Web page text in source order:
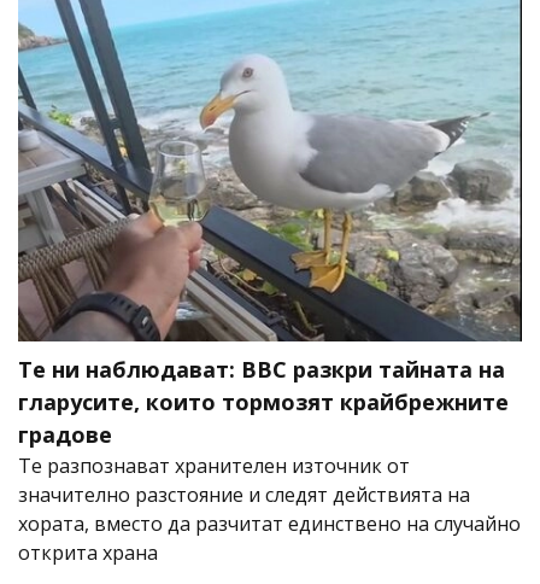
Те ни наблюдават: BBC разкри тайната на
гларусите, които тормозят крайбрежните
градове
Те разпознават хранителен източник от
значително разстояние и следят действията на
хората, вместо да разчитат единствено на случайно
открита храна